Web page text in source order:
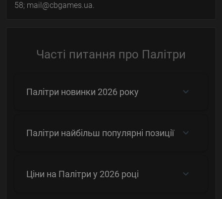
58; mail@cbgames.ua.
Часті питання про Палітри
Палітри новинки 2026 року
Палітри найбільш популярні позиції
Ціни на Палітри у 2026 році